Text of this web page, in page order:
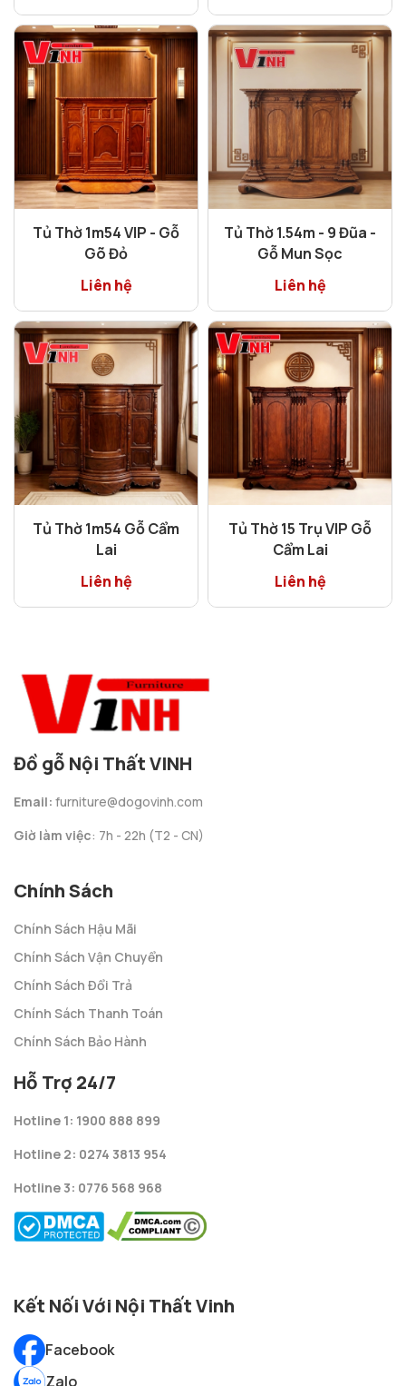
Tủ Thờ 1m54 VIP - Gỗ
Gõ Đỏ
Liên hệ
Tủ Thờ 1.54m - 9 Đũa -
Gỗ Mun Sọc
Liên hệ
Tủ Thờ 1m54 Gỗ Cẩm
Lai
Liên hệ
Tủ Thờ 15 Trụ VIP Gỗ
Cẩm Lai
Liên hệ
Đồ gỗ Nội Thất VINH
Email: furniture@dogovinh.com
Giờ làm việc: 7h - 22h (T2 - CN)
Chính Sách
Chính Sách Hậu Mãi
Chính Sách Vận Chuyển
Chính Sách Đổi Trả
Chính Sách Thanh Toán
Chính Sách Bảo Hành
Hỗ Trợ 24/7
Hotline 1: 1900 888 899
Hotline 2: 0274 3813 954
Hotline 3: 0776 568 968
Kết Nối Với Nội Thất Vinh
Facebook
Zalo